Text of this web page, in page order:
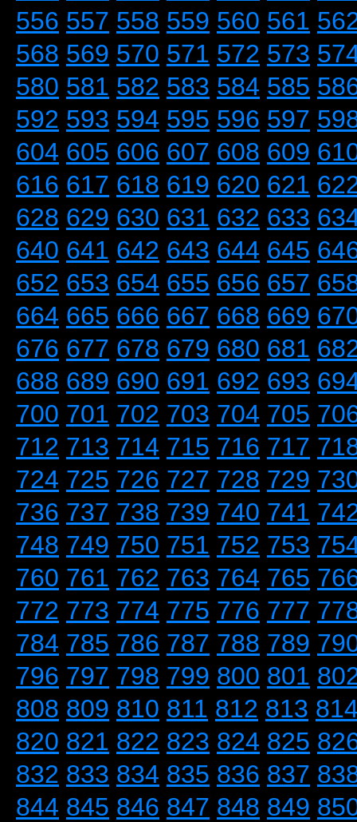
556 557 558 559 560 561
568 569 570 571 572 573
580 581 582 583 584 585
592 593 594 595 596 597
604 605 606 607 608 609
616 617 618 619 620 621
628 629 630 631 632 633
640 641 642 643 644 645
652 653 654 655 656 657
664 665 666 667 668 669
676 677 678 679 680 681
688 689 690 691 692 693
700 701 702 703 704 705
712 713 714 715 716 717
724 725 726 727 728 729
736 737 738 739 740 741
748 749 750 751 752 753
760 761 762 763 764 765
772 773 774 775 776 777
784 785 786 787 788 789
796 797 798 799 800 801
808 809 810 811 812 813
820 821 822 823 824 825
832 833 834 835 836 837
844 845 846 847 848 849